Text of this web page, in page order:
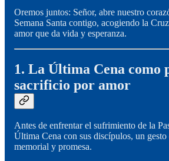
Oremos juntos: Señor, abre nuestro
Semana Santa contigo, acogiendo la
amor que da vida y esperanza.
1. La Última Cena como
sacrificio por amor
Antes de enfrentar el sufrimiento de la
Última Cena con sus discípulos, un gesto
memorial y promesa.